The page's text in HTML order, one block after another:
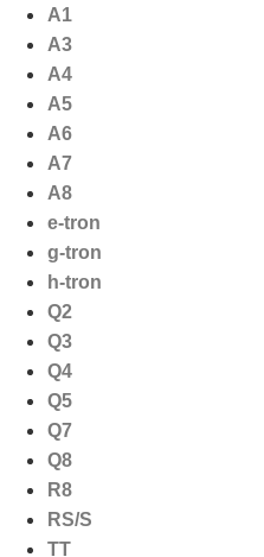
naar
inhoud
A1
A3
A4
A5
A6
A7
A8
e-tron
g-tron
h-tron
Q2
Q3
Q4
Q5
Q7
Q8
R8
RS/S
TT